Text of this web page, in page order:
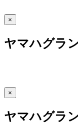
×
ヤマハグラ
×
ヤマハグラ